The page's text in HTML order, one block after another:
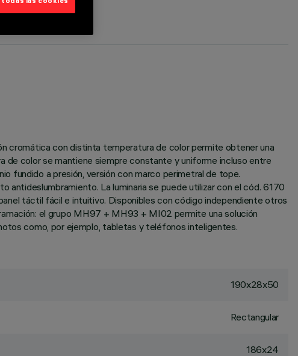
cromática con distinta temperatura de color permite obtener una
de color se mantiene siempre constante y uniforme incluso entre
fundido a presión, versión con marco perimetral de tope.
La luminaria se puede utilizar con el cód. 6170
táctil fácil e intuitivo. Disponibles con código independiente otros
el grupo MH97 + MH93 + MI02 permite una solución
como, por ejemplo, tabletas y teléfonos inteligentes.
190x28x50
Rectangular
186x24